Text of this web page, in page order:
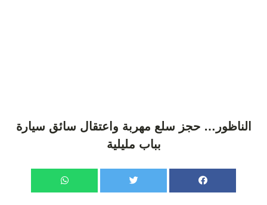
الناظور… حجز سلع مهربة واعتقال سائق سيارة
بباب مليلية